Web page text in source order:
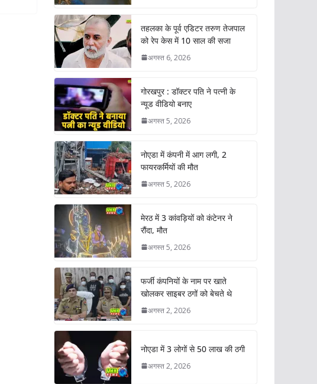
तहलका के पूर्व एडिटर तरुण तेजपाल
को रेप केस में 10 साल की सजा
अगस्त 6, 2026
गोरखपुर : डॉक्टर पति ने पत्नी के
न्यूड वीडियो बनाए
अगस्त 5, 2026
नोएडा में कंपनी में आग लगी, 2
फायरकर्मियों की मौत
अगस्त 5, 2026
मेरठ में 3 कांवड़ियों को कंटेनर ने
रौंदा, मौत
अगस्त 5, 2026
फर्जी कंपनियों के नाम पर खाते
खोलकर साइबर ठगों को बेचते थे
अगस्त 2, 2026
नोएडा में 3 लोगों से 50 लाख की ठगी
अगस्त 2, 2026